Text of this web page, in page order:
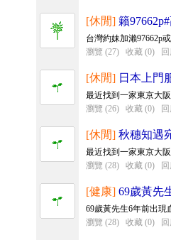
[休閒] 籟
台灣約妹加瀨97662p
瀏覽 (27)
收藏 (0)
[休閒] 日本上門
最近找到一家東京大
瀏覽 (26)
收藏 (0)
[休閒] 秋穗知遇
最近找到一家東京大
瀏覽 (28)
收藏 (0)
[健康] 69歲黃先
69歲黃先生6年前出現
瀏覽 (28)
收藏 (0)